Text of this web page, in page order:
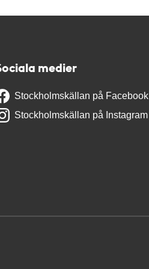
medier
Stockholmskällan på Facebook
Stockholmskällan på Instagram